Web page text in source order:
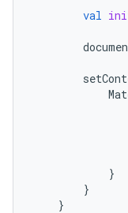
val
}
}
}